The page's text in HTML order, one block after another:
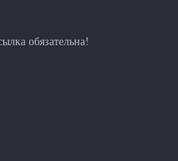
обязательна!